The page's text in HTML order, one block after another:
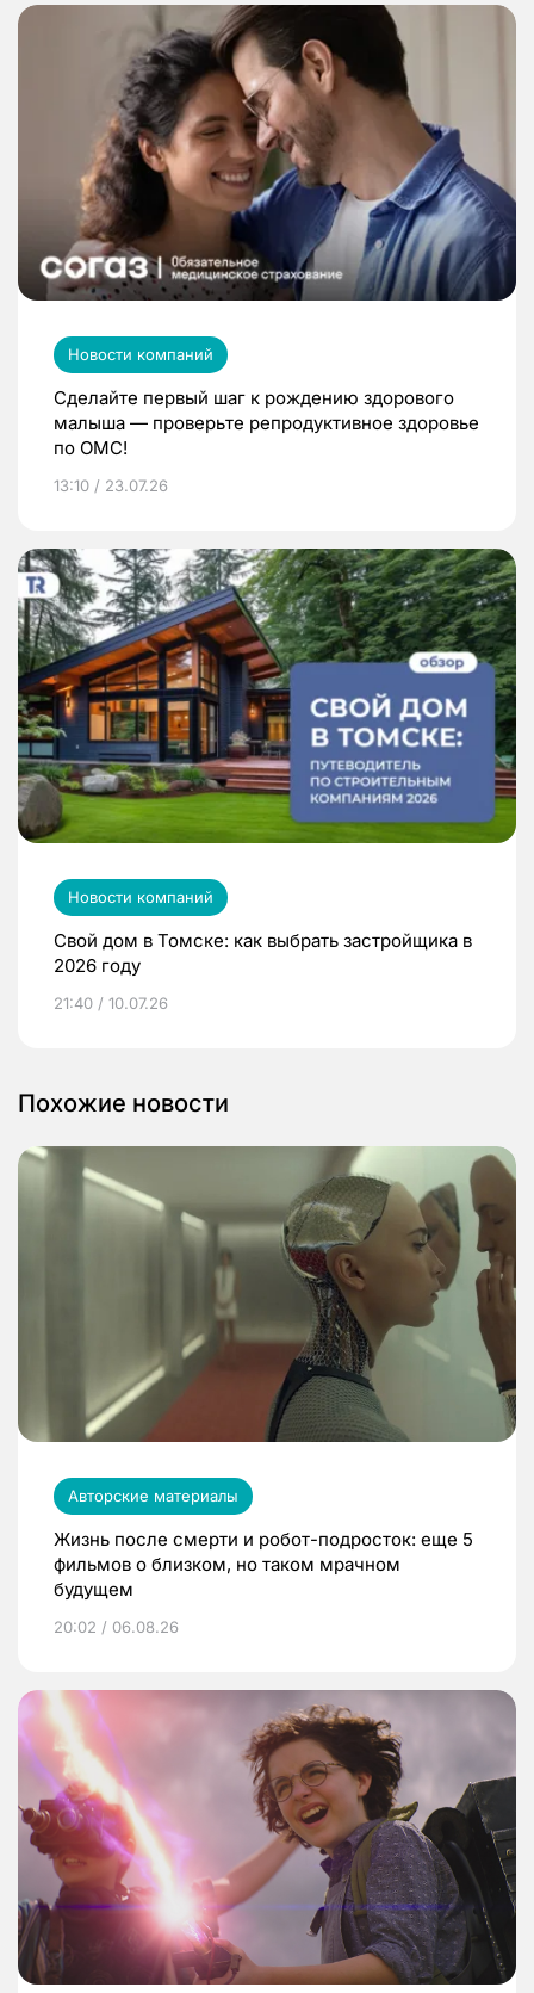
Новости компаний
Сделайте первый шаг к рождению здорового
малыша — проверьте репродуктивное здоровье
по ОМС!
13:10 / 23.07.26
Новости компаний
Свой дом в Томске: как выбрать застройщика в
2026 году
21:40 / 10.07.26
Похожие новости
Авторские материалы
Жизнь после смерти и робот-подросток: еще 5
фильмов о близком, но таком мрачном
будущем
20:02 / 06.08.26